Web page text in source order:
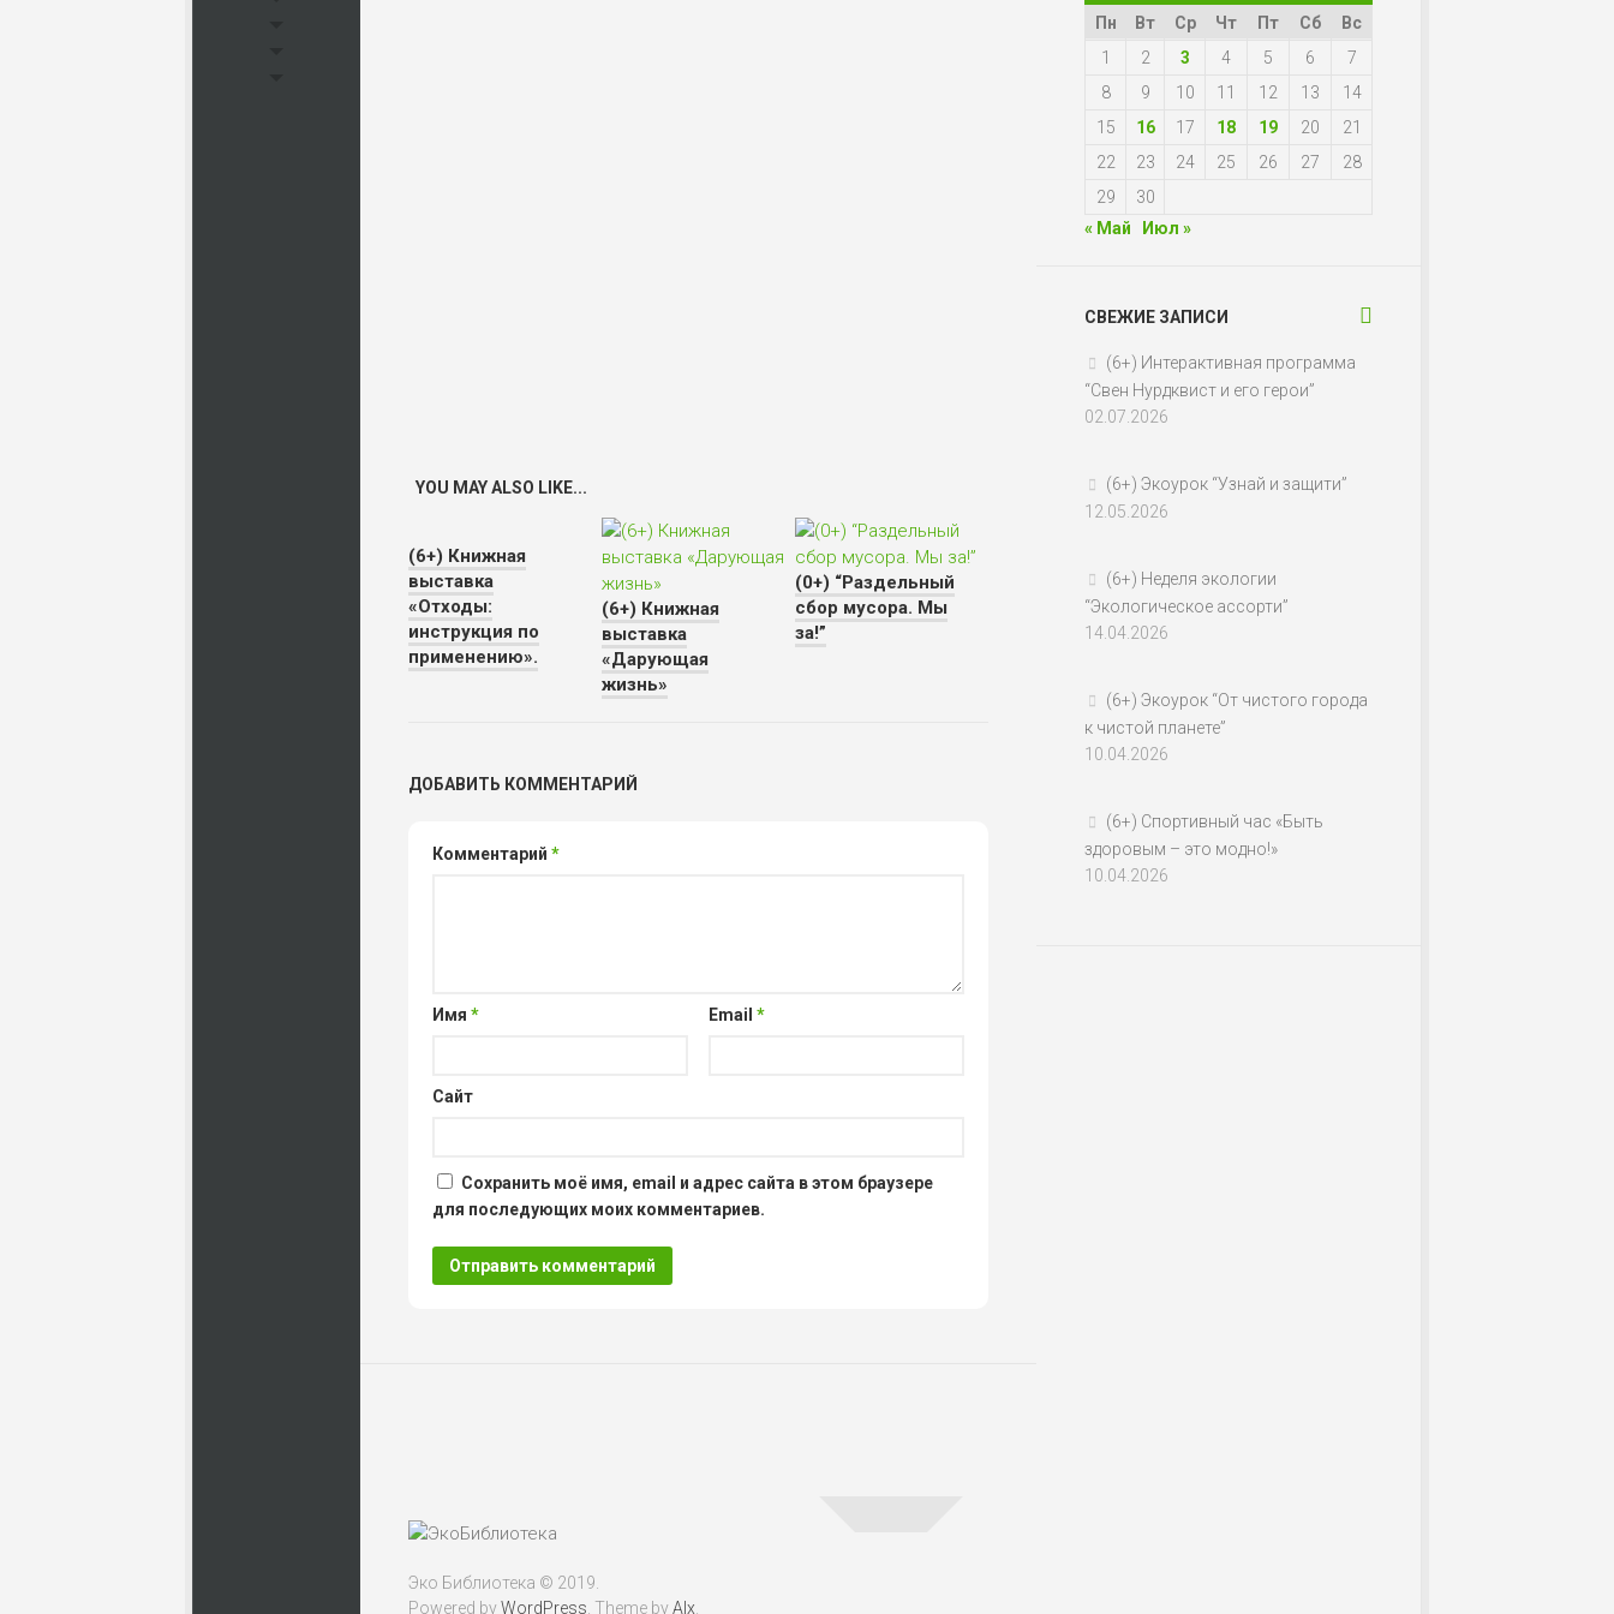
YOU MAY ALSO LIKE...
(6+) Книжная
выставка
«Отходы:
инструкция по
применению».
(6+) Книжная
выставка
«Дарующая
жизнь»
(0+) “Раздельный
сбор мусора. Мы
за!”
ДОБАВИТЬ КОММЕНТАРИЙ
Комментарий *
Имя * Email*
Сайт
Сохранить моё имя, email и адрес сайта в этом браузере
для последующих моих комментариев.
Пн
Вт Ср Чт Пт Сб
Вс
1
2 3 4 5 6
7
8
9 10 11 12 13
14
15
16 17 18 19 20
21
22
23 24 25 26 27
28
29
30
« Май
Июл »
СВЕЖИЕ ЗАПИСИ
(6+) Интерактивная программа
“Свен Нурдквист и его герои”
02.07.2026
(6+) Экоурок “Узнай и защити”
12.05.2026
(6+) Неделя экологии
“Экологическое ассорти”
14.04.2026
(6+) Экоурок “От чистого города
к чистой планете”
10.04.2026
(6+) Спортивный час «Быть
здоровым – это модно!»
10.04.2026
Эко Библиотека © 2019.
Powered byWordPress . Theme byAlx